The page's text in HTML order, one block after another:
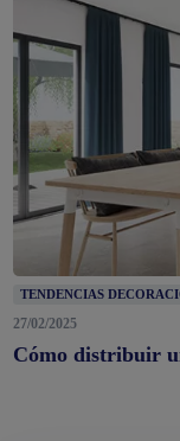
TENDENCIAS
27/02/2025
Cómo distribuir